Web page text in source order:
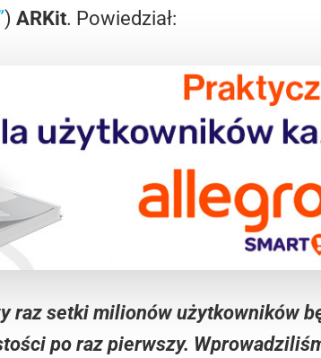
) ARKit. Powiedział:
raz setki milionów użytkowników
po raz pierwszy.